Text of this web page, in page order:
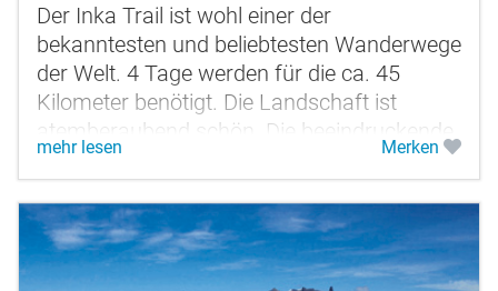
Der Inka Trail ist wohl einer der
bekanntesten und beliebtesten Wanderwege
der Welt. 4 Tage werden für die ca. 45
Kilometer benötigt. Die Landschaft ist
atemberaubend schön. Die beeindruckende
Berglandschaft der peruanischen Anden,...
mehr lesen Merken